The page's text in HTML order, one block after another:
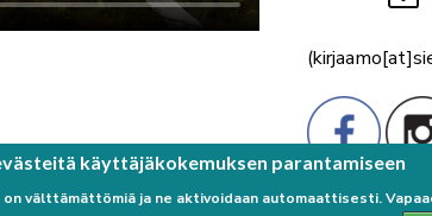
käyttäjäkokemuksen parantamiseen
välttämättömiä ja ne aktivoidaan automaattisesti.